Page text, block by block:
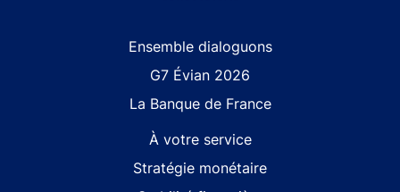
Ensemble dialoguons
G7 Évian 2026
La Banque de France
À votre service
Stratégie monétaire